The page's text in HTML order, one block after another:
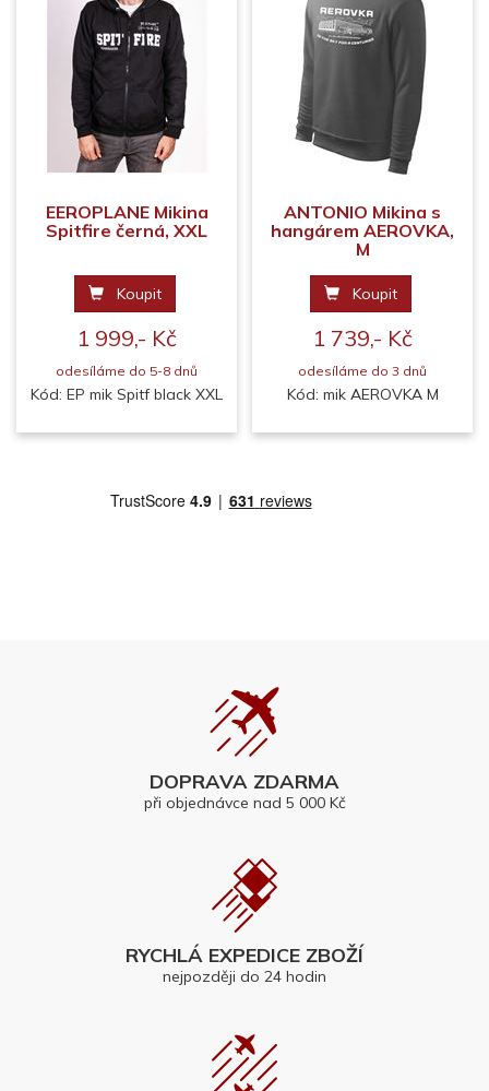
EEROPLANE Mikina
Spitfire černá, XXL
Koupit
1 999,- Kč
odesíláme do 5-8 dnů
Kód: EP mik Spitf black XXL
ANTONIO Mikina s
hangárem AEROVKA,
M
Koupit
1 739,- Kč
odesíláme do 3 dnů
Kód: mik AEROVKA M
DOPRAVA ZDARMA
při objednávce nad 5 000 Kč
RYCHLÁ EXPEDICE ZBOŽÍ
nejpozději do 24 hodin